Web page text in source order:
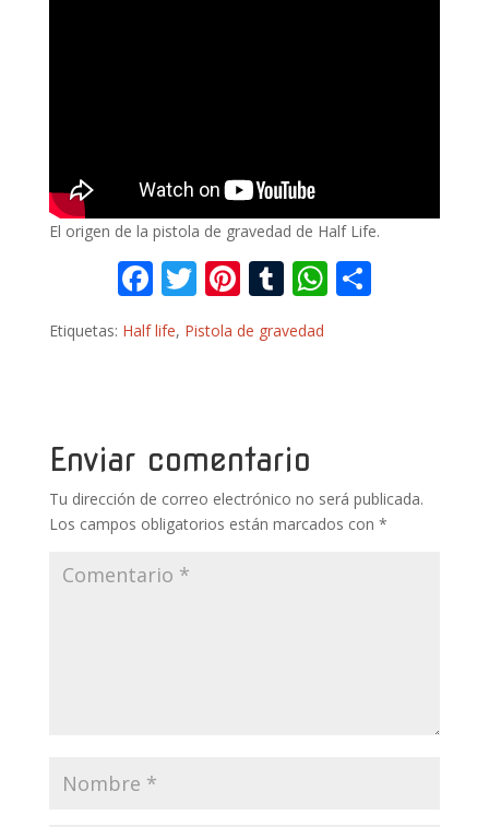
El origen de la pistola de gravedad de Half Life.
F
ac
e
o
k
T
w
itt
Pi
nt
er
T
u
m
W
p r
Etiquetas: Half life, Pistola de gravedad
Enviar comentario
Tu dirección de correo electrónico no será publicada.
Los campos obligatorios están marcados con *